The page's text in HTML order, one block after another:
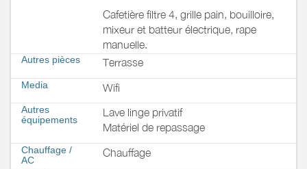
Cafetière filtre 4, grille pain, bouilloire,
mixeur et batteur électrique, rape
manuelle.
Autres pièces Terrasse
Media Wifi
Autres
équipements
Lave linge privatif
Matériel de repassage
Chauffage /
AC
Chauffage